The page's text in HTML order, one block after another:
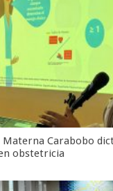
Materna Carabobo
obstetricia